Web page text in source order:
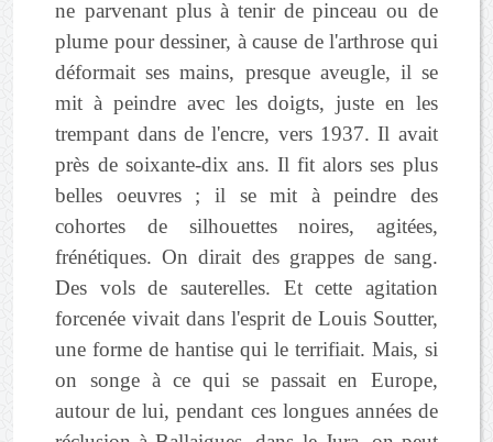
ne parvenant plus à tenir de pinceau ou de
plume pour dessiner, à cause de l'arthrose qui
déformait ses mains, presque aveugle, il se
mit à peindre avec les doigts, juste en les
trempant dans de l'encre, vers 1937. Il avait
près de soixante-dix ans. Il fit alors ses plus
belles oeuvres ; il se mit à peindre des
cohortes de silhouettes noires, agitées,
frénétiques. On dirait des grappes de sang.
Des vols de sauterelles. Et cette agitation
forcenée vivait dans l'esprit de Louis Soutter,
une forme de hantise qui le terrifiait. Mais, si
on songe à ce qui se passait en Europe,
autour de lui, pendant ces longues années de